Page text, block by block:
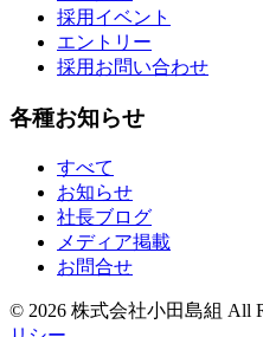
採用イベント
エントリー
採用お問い合わせ
各種お知らせ
すべて
お知らせ
社長ブログ
メディア掲載
お問合せ
© 2026 株式会社小田島組 All